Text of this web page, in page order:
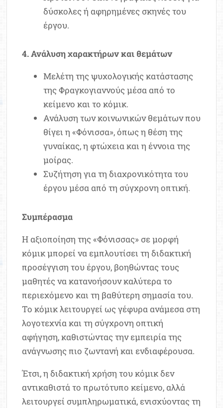
δύσκολες ή αφηρημένες σκηνές του
έργου.
4. Ανάλυση χαρακτήρων και θεμάτων
Μελέτη της ψυχολογικής κατάστασης
της Φραγκογιαννούς μέσα από το
κείμενο και το κόμικ.
Ανάλυση των κοινωνικών θεμάτων που
θίγει η «Φόνισσα», όπως η θέση της
γυναίκας, η φτώχεια και η έννοια της
μοίρας.
Συζήτηση για τη διαχρονικότητα του
έργου μέσα από τη σύγχρονη οπτική.
Συμπέρασμα
Η αξιοποίηση της «Φόνισσας» σε μορφή
κόμικ μπορεί να εμπλουτίσει τη διδακτική
προσέγγιση του έργου, βοηθώντας τους
μαθητές να κατανοήσουν καλύτερα το
περιεχόμενο και τη βαθύτερη σημασία του.
Το κόμικ λειτουργεί ως γέφυρα ανάμεσα στη
λογοτεχνία και τη σύγχρονη οπτική
αφήγηση, καθιστώντας την εμπειρία της
ανάγνωσης πιο ζωντανή και ενδιαφέρουσα.
Έτσι, η διδακτική χρήση του κόμικ δεν
αντικαθιστά το πρωτότυπο κείμενο, αλλά
λειτουργεί συμπληρωματικά, ενισχύοντας τη